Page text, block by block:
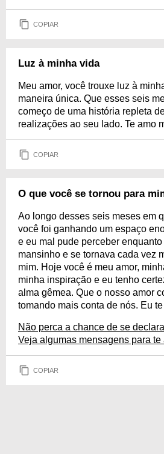
COPIAR
Luz à minha vida
Meu amor, você trouxe luz à
maneira única. Que esses seis
começo de uma história repleta
realizações ao seu lado. Te amo
COPIAR
O que você se tornou para
Ao longo desses seis meses em
você foi ganhando um espaço
e eu mal pude perceber
mansinho e se tornava cada vez
mim. Hoje você é meu amor,
minha inspiração e eu tenho
alma gêmea. Que o nosso amor
tomando mais conta de nós. Eu
Não perca a chance de se
Veja algumas mensagens para te
COPIAR